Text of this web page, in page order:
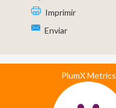
Imprimir
Enviar
PlumX Metrics